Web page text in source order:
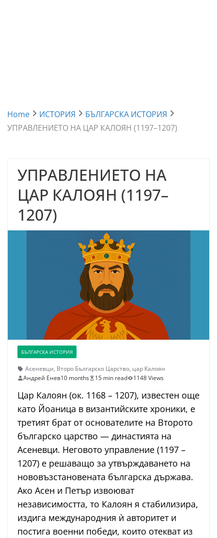
Home ИСТОРИЯ
БЪЛГАРСКА ИСТОРИЯ
УПРАВЛЕНИЕТО НА ЦАР КАЛОЯН (1197–1207)
УПРАВЛЕНИЕТО НА
ЦАР КАЛОЯН (1197–
1207)
БЪЛГАРСКА ИСТОРИЯ
Асеневци, Второ Българско Царство, цар Калоян
Андрей Енев10 months 15 min read 1148 Views
Цар Калоян (ок. 1168 – 1207), известен още
като Йоаница в византийските хроники, е
третият брат от основателите на Второто
българско царство — династията на
Асеневци. Неговото управление (1197 –
1207) е решаващо за утвърждаването на
нововъзстановената българска държава.
Ако Асен и Петър извоюват
независимостта, то Калоян я стабилизира,
издига международния ѝ авторитет и
постига военни победи, които отекват из